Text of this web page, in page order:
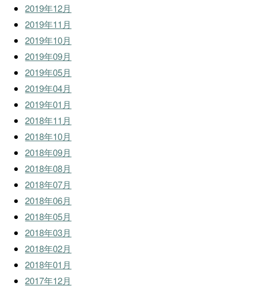
2019年12月
2019年11月
2019年10月
2019年09月
2019年05月
2019年04月
2019年01月
2018年11月
2018年10月
2018年09月
2018年08月
2018年07月
2018年06月
2018年05月
2018年03月
2018年02月
2018年01月
2017年12月